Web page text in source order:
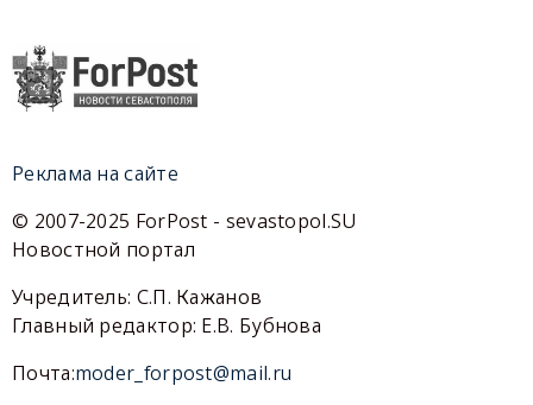
Реклама на сайте
© 2007-2025 ForPost - sevastopol.SU
Новостной портал
Учредитель: С.П. Кажанов
Главный редактор: Е.В. Бубнова
Почта:moder_forpost@mail.ru